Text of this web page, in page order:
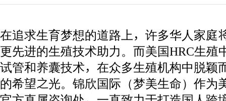
在追求生育梦想的道路上，许多华人家庭
更先进的生殖技术助力。而美国HRC生殖
试管和养囊技术，在众多生殖机构中脱颖
的希望之光。锦欣国际（梦美生命）作为